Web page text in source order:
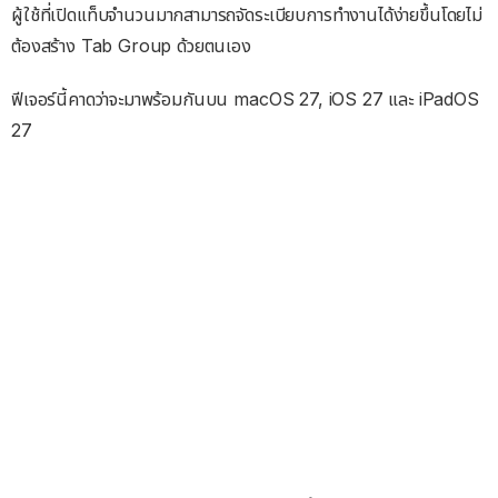
ผู้ใช้ที่เปิดแท็บจำนวนมากสามารถจัดระเบียบการทำงานได้ง่ายขึ้นโดยไม่
ต้องสร้าง Tab Group ด้วยตนเอง
ฟีเจอร์นี้คาดว่าจะมาพร้อมกันบน macOS 27, iOS 27 และ iPadOS
27